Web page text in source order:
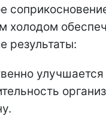
холодом
результаты:
улучшается